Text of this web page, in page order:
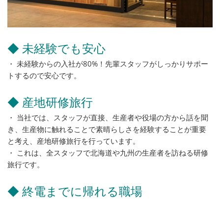
◆ 未経験でも安心
・ 未経験からの入社が80%！先輩スタッフがしっかりサポー
トするので安心です。
◆ 産地研修旅行
・ 当社では、スタッフが直接、生産者や役場の方から話を聞
き、生産物に触れることで素晴らしさを経験することが重要
と考え、産地研修旅行を行っています。
・ これは、全スタッフで北海道や九州の生産者を訪ねる研修
旅行です。
◆ 終電までに帰れる職場